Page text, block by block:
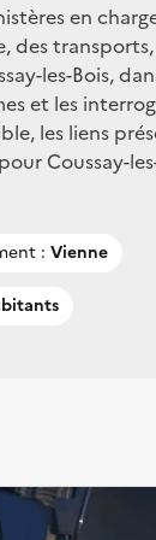
en
des
les-Bois,
et les
les liens
Coussay-
: Vienne